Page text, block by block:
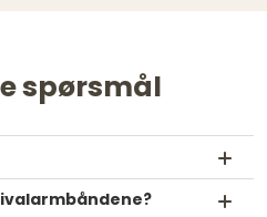
spørsmål